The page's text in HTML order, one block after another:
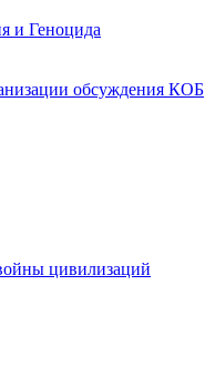
и Геноцида
обсуждения КОБ
цивилизаций